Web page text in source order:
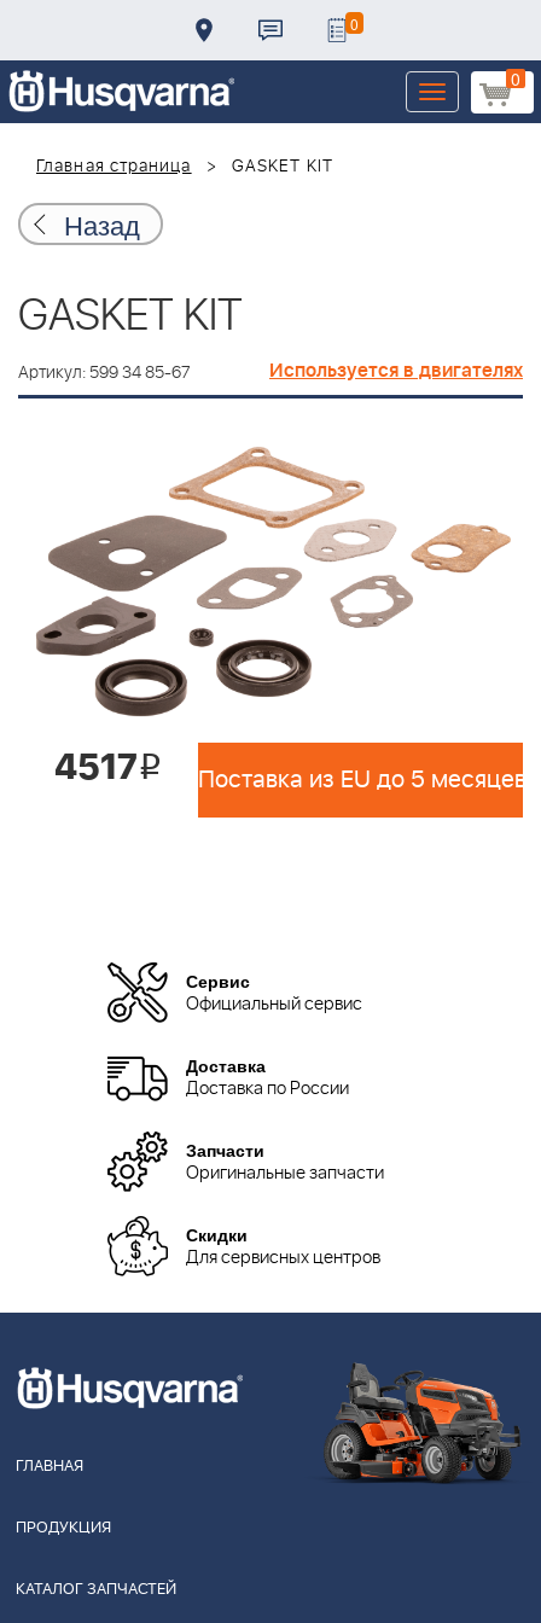
0
0
Toggle
navigation
Главная страница
GASKET KIT
Назад
GASKET KIT
Артикул: 599 34 85-67 Используется в двигателях
4517i Поставка из EU до 5 месяцев
Сервис
Официальный сервис
Доставка
Доставка по России
Запчасти
Оригинальные запчасти
Скидки
Для сервисных центров
ГЛАВНАЯ
ПРОДУКЦИЯ
КАТАЛОГ ЗАПЧАСТЕЙ